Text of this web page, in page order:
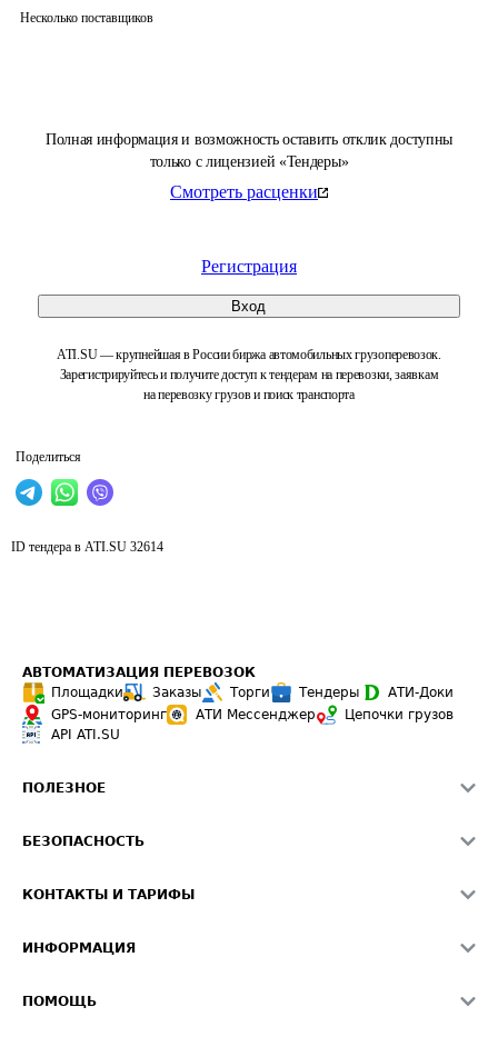
Полная информация и возможность оставить отклик доступны
только с лицензией «Тендеры»
Смотреть расценки
Регистрация
Вход
ATI.SU — крупнейшая в России биржа автомобильных грузоперевозок.
Зарегистрируйтесь и получите доступ к тендерам на перевозки, заявкам
на перевозку грузов и поиск транспорта
Поделиться
Несколько поставщиков
ID тендера в ATI.SU 32614
АВТОМАТИЗАЦИЯ ПЕРЕВОЗОК
Площадки
Заказы Торги Тендеры
АТИ-Доки
GPS-мониторинг
АТИ Мессенджер
Цепочки грузов
API ATI.SU
ПОЛЕЗНОЕ
Звезды ATI.SU на вашем сайте
Средние ставки
БЕЗОПАСНОСТЬ
Светофор+
О формировании Паспорта
КОНТАКТЫ И ТАРИФЫ
Реклама на сайте
ИНФОРМАЦИЯ
ПОМОЩЬ